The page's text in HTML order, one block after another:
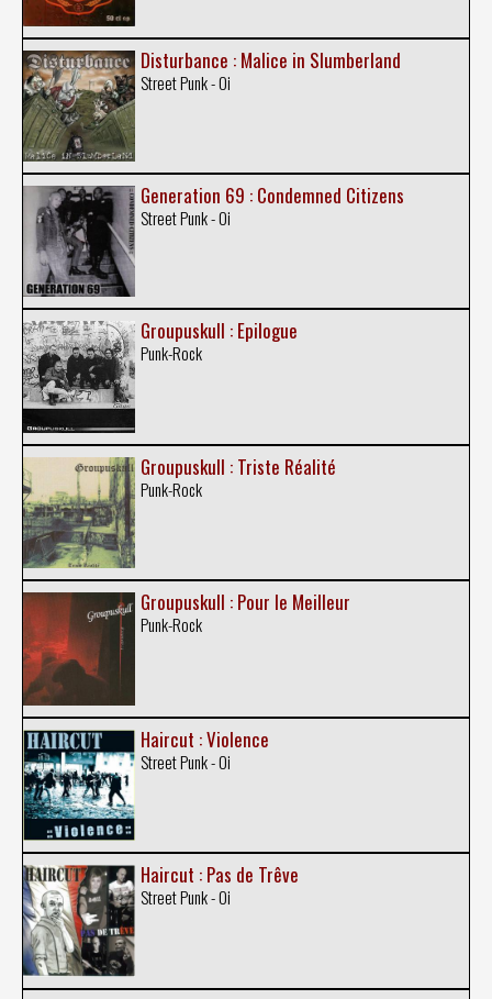
Disturbance : Malice in Slumberland
Street Punk - Oi
Generation 69 : Condemned Citizens
Street Punk - Oi
Groupuskull : Epilogue
Punk-Rock
Groupuskull : Triste Réalité
Punk-Rock
Groupuskull : Pour le Meilleur
Punk-Rock
Haircut : Violence
Street Punk - Oi
Haircut : Pas de Trêve
Street Punk - Oi